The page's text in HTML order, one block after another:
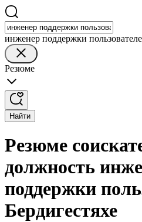
инженер поддержки
Резюме
Найти
Резюме
должность
поддержки
Бердигестяхе